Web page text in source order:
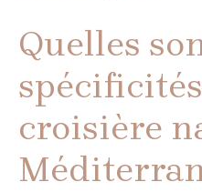
Quelles
croisière